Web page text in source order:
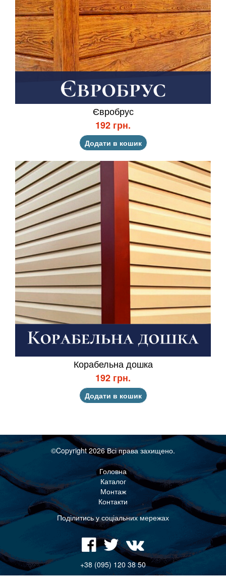
Євробрус
192 грн.
Додати в кошик
Корабельна дошка
192 грн.
Додати в кошик
©Copyright 2026 Всі права захищено.
Головна
Каталог
Монтаж
Контакти
Поділитись у соціальних мережах
+38 (095) 120 38 50